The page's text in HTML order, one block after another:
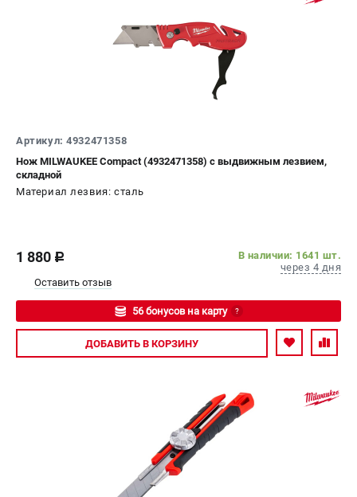
Артикул: 4932471358
Нож MILWAUKEE Compact (4932471358) с выдвижным лезвием,
складной
Материал лезвия: сталь
1 880 c
В наличии: 1641 шт.
через 4 дня
Оставить отзыв
56 бонусов на карту ?
Авторизуйтесь
ДОБАВИТЬ В КОРЗИНУ